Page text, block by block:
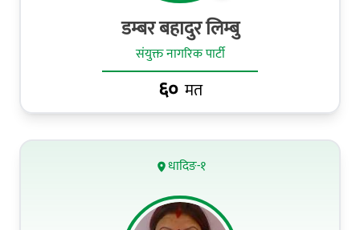
डम्‍बर बहादुर लिम्‍बु
संयुक्त नागरिक पार्टी
६० मत
धादिङ-१